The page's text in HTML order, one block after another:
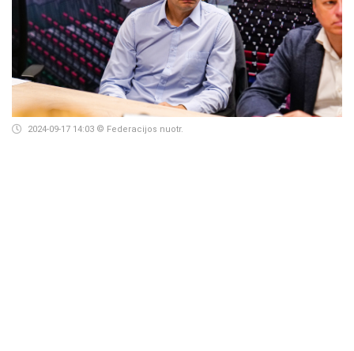
2024-09-17 14:03 © Federacijos nuotr.